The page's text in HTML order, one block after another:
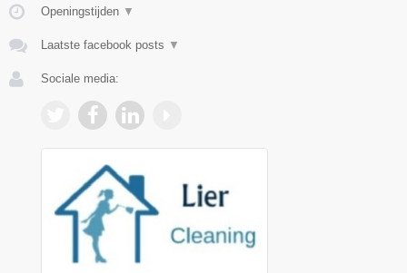
Openingstijden ▼
Laatste facebook posts ▼
Sociale media: